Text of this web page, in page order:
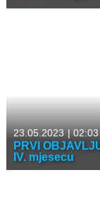
23.05.2023 |02:03
PRVI
IV. mjesecu